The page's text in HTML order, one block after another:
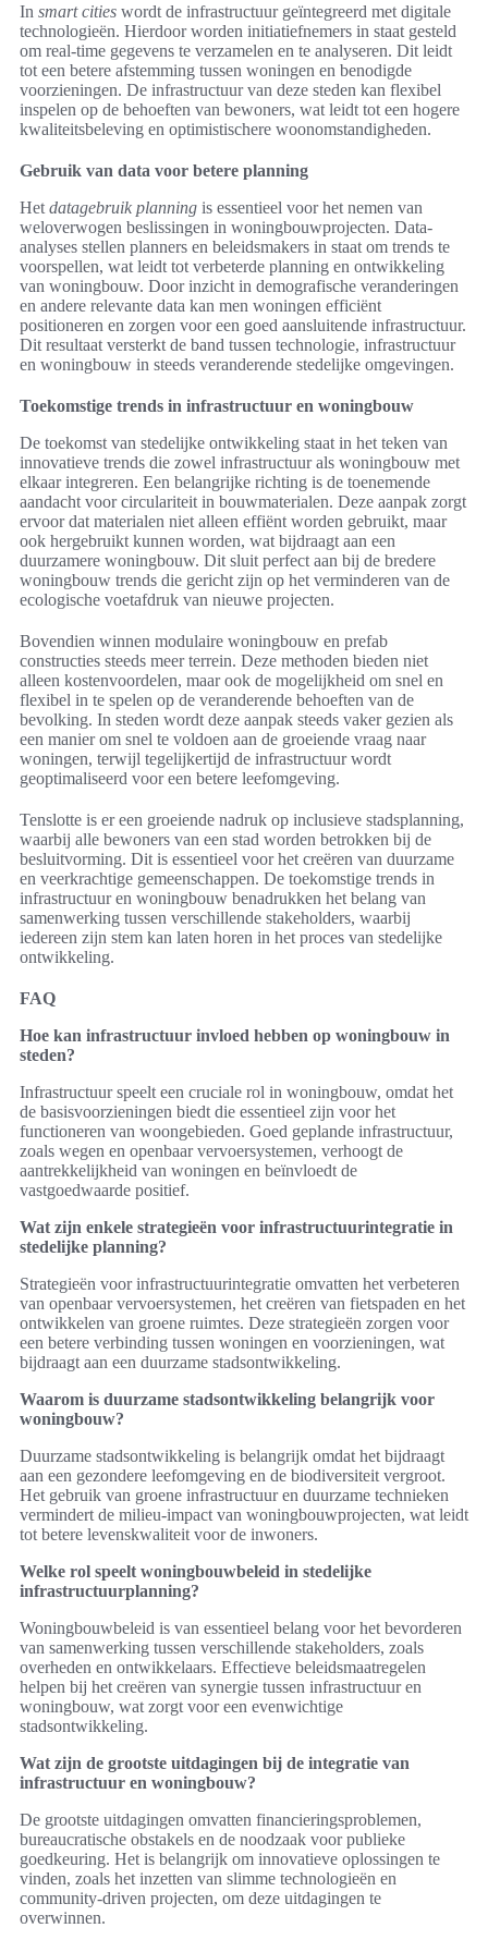
In smart cities wordt de infrastructuur geïntegreerd met digitale
technologieën. Hierdoor worden initiatiefnemers in staat gesteld
om real-time gegevens te verzamelen en te analyseren. Dit leidt
tot een betere afstemming tussen woningen en benodigde
voorzieningen. De infrastructuur van deze steden kan flexibel
inspelen op de behoeften van bewoners, wat leidt tot een hogere
kwaliteitsbeleving en optimistischere woonomstandigheden.
Gebruik van data voor betere planning
Het datagebruik planning is essentieel voor het nemen van
weloverwogen beslissingen in woningbouwprojecten. Data-
analyses stellen planners en beleidsmakers in staat om trends te
voorspellen, wat leidt tot verbeterde planning en ontwikkeling
van woningbouw. Door inzicht in demografische veranderingen
en andere relevante data kan men woningen efficiënt
positioneren en zorgen voor een goed aansluitende infrastructuur.
Dit resultaat versterkt de band tussen technologie, infrastructuur
en woningbouw in steeds veranderende stedelijke omgevingen.
Toekomstige trends in infrastructuur en woningbouw
De toekomst van stedelijke ontwikkeling staat in het teken van
innovatieve trends die zowel infrastructuur als woningbouw met
elkaar integreren. Een belangrijke richting is de toenemende
aandacht voor circulariteit in bouwmaterialen. Deze aanpak zorgt
ervoor dat materialen niet alleen effiënt worden gebruikt, maar
ook hergebruikt kunnen worden, wat bijdraagt aan een
duurzamere woningbouw. Dit sluit perfect aan bij de bredere
woningbouw trends die gericht zijn op het verminderen van de
ecologische voetafdruk van nieuwe projecten.
Bovendien winnen modulaire woningbouw en prefab
constructies steeds meer terrein. Deze methoden bieden niet
alleen kostenvoordelen, maar ook de mogelijkheid om snel en
flexibel in te spelen op de veranderende behoeften van de
bevolking. In steden wordt deze aanpak steeds vaker gezien als
een manier om snel te voldoen aan de groeiende vraag naar
woningen, terwijl tegelijkertijd de infrastructuur wordt
geoptimaliseerd voor een betere leefomgeving.
Tenslotte is er een groeiende nadruk op inclusieve stadsplanning,
waarbij alle bewoners van een stad worden betrokken bij de
besluitvorming. Dit is essentieel voor het creëren van duurzame
en veerkrachtige gemeenschappen. De toekomstige trends in
infrastructuur en woningbouw benadrukken het belang van
samenwerking tussen verschillende stakeholders, waarbij
iedereen zijn stem kan laten horen in het proces van stedelijke
ontwikkeling.
FAQ
Hoe kan infrastructuur invloed hebben op woningbouw in
steden?
Infrastructuur speelt een cruciale rol in woningbouw, omdat het
de basisvoorzieningen biedt die essentieel zijn voor het
functioneren van woongebieden. Goed geplande infrastructuur,
zoals wegen en openbaar vervoersystemen, verhoogt de
aantrekkelijkheid van woningen en beïnvloedt de
vastgoedwaarde positief.
Wat zijn enkele strategieën voor infrastructuurintegratie in
stedelijke planning?
Strategieën voor infrastructuurintegratie omvatten het verbeteren
van openbaar vervoersystemen, het creëren van fietspaden en het
ontwikkelen van groene ruimtes. Deze strategieën zorgen voor
een betere verbinding tussen woningen en voorzieningen, wat
bijdraagt aan een duurzame stadsontwikkeling.
Waarom is duurzame stadsontwikkeling belangrijk voor
woningbouw?
Duurzame stadsontwikkeling is belangrijk omdat het bijdraagt
aan een gezondere leefomgeving en de biodiversiteit vergroot.
Het gebruik van groene infrastructuur en duurzame technieken
vermindert de milieu-impact van woningbouwprojecten, wat leidt
tot betere levenskwaliteit voor de inwoners.
Welke rol speelt woningbouwbeleid in stedelijke
infrastructuurplanning?
Woningbouwbeleid is van essentieel belang voor het bevorderen
van samenwerking tussen verschillende stakeholders, zoals
overheden en ontwikkelaars. Effectieve beleidsmaatregelen
helpen bij het creëren van synergie tussen infrastructuur en
woningbouw, wat zorgt voor een evenwichtige
stadsontwikkeling.
Wat zijn de grootste uitdagingen bij de integratie van
infrastructuur en woningbouw?
De grootste uitdagingen omvatten financieringsproblemen,
bureaucratische obstakels en de noodzaak voor publieke
goedkeuring. Het is belangrijk om innovatieve oplossingen te
vinden, zoals het inzetten van slimme technologieën en
community-driven projecten, om deze uitdagingen te
overwinnen.